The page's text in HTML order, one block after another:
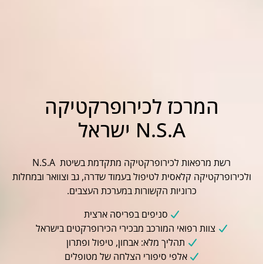
המרכז לכירופרקטיקה
N.S.A ישראל
רשת מרפאות לכירופרקטיקה מתקדמת בשיטת N.S.A
ולכירופרקטיקה קלאסית לטיפול בעמוד שדרה, גב וצוואר ובמחלות
כרוניות הקשורות במערכת העצבים.
סניפים בפריסה ארצית
צוות רפואי המורכב מבכירי הכירופרקטים בישראל
תהליך מלא: אבחון, טיפול ופתרון
אלפי סיפורי הצלחה של מטופלים